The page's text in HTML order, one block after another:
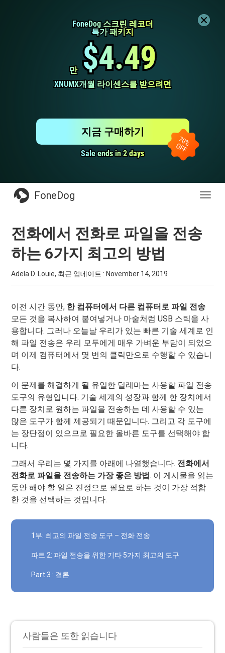
FoneDog 스크린 레코더
FoneDog 스크린 레코더
특가 패키지
특가 패키지
만
만 $4.49
$4.49
XNUMX개월 라이센스를 받으려면
XNUMX개월 라이센스를 받으려면
Sale ends in 2 days
Sale ends in 2 days
지금 구매하기
전
FoneDog
전화에서 전화로 파일을 전송
하는 6가지 최고의 방법
Adela D. Louie, 최근 업데이트 : November 14, 2019
이전 시간 동안, 한 컴퓨터에서 다른 컴퓨터로 파일 전송
모든 것을 복사하여 붙여넣거나 마술처럼 USB 스틱을 사
용합니다. 그러나 오늘날 우리가 있는 빠른 기술 세계로 인
해 파일 전송은 우리 모두에게 매우 가벼운 부담이 되었으
며 이제 컴퓨터에서 몇 번의 클릭만으로 수행할 수 있습니
다.
이 문제를 해결하게 될 유일한 딜레마는 사용할 파일 전송
도구의 유형입니다. 기술 세계의 성장과 함께 한 장치에서
다른 장치로 원하는 파일을 전송하는 데 사용할 수 있는
많은 도구가 함께 제공되기 때문입니다. 그리고 각 도구에
는 장단점이 있으므로 필요한 올바른 도구를 선택해야 합
니다.
그래서 우리는 몇 가지를 아래에 나열했습니다. 전화에서
전화로 파일을 전송하는 가장 좋은 방법. 이 게시물을 읽는
동안 해야 할 일은 진정으로 필요로 하는 것이 가장 적합
한 것을 선택하는 것입니다.
1부: 최고의 파일 전송 도구 – 전화 전송
파트 2: 파일 전송을 위한 기타 5가지 최고의 도구
Part 3 : 결론
사람들은 또한 읽습니다